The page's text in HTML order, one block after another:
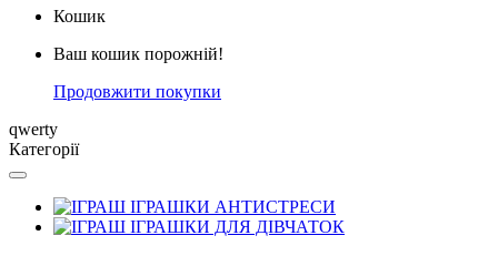
Кошик
Ваш кошик порожній!
Продовжити покупки
qwerty
Категорії
ІГРАШКИ АНТИСТРЕСИ
ІГРАШКИ ДЛЯ ДІВЧАТОК